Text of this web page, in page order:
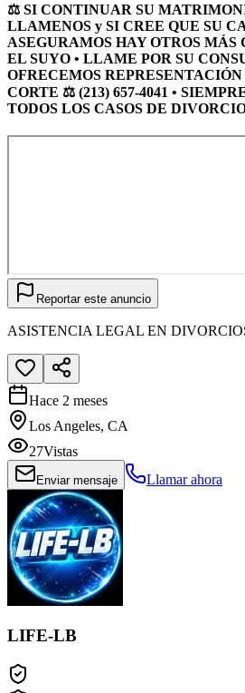
⚖️ SI CONTINUAR SU
LLAMENOS y SI CREE QUE SU
ASEGURAMOS HAY OTROS MÁS
EL SUYO • LLAME POR SU
OFRECEMOS
CORTE ⚖️ (213) 657-4041 •
TODOS LOS CASOS DE
Reportar este anuncio
ASISTENCIA LEGAL EN
Hace 2 meses
Los Angeles, CA
27Vistas
Enviar mensaje Llamar ahora
LIFE-LB